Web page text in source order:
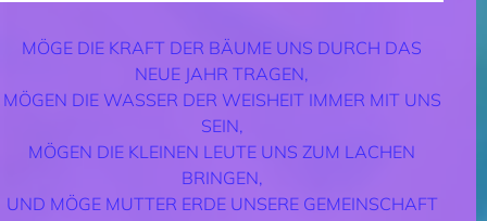
MÖGE DIE KRAFT DER BÄUME UNS DURCH DAS
NEUE JAHR TRAGEN,
MÖGEN DIE WASSER DER WEISHEIT IMMER MIT UNS
SEIN,
MÖGEN DIE KLEINEN LEUTE UNS ZUM LACHEN
BRINGEN,
UND MÖGE MUTTER ERDE UNSERE GEMEINSCHAFT